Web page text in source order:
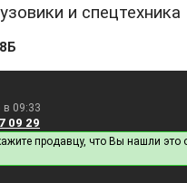
и спецтехника
в 09:33
09 29
продавцу, что Вы нашли это